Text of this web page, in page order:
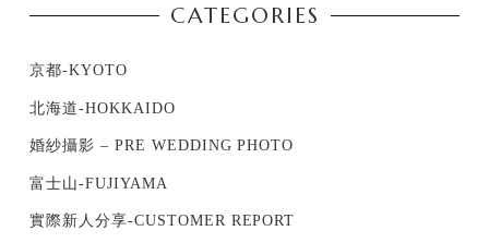
CATEGORIES
京都-KYOTO
北海道-HOKKAIDO
婚紗攝影 – PRE WEDDING PHOTO
富士山-FUJIYAMA
實際新人分享-CUSTOMER REPORT